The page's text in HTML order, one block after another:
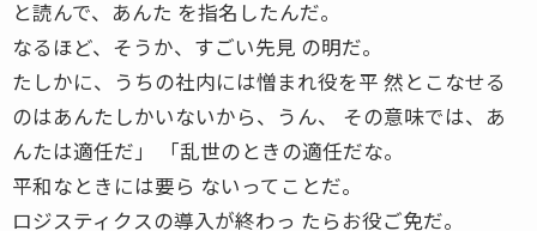
と読んで、あんた を指名したんだ。
なるほど、そうか、すごい先見 の明だ。
たしかに、うちの社内には憎まれ役を平 然とこなせる
のはあんたしかいないから、うん、 その意味では、あ
んたは適任だ」 「乱世のときの適任だな。
平和なときには要ら ないってことだ。
ロジスティクスの導入が終わっ たらお役ご免だ。